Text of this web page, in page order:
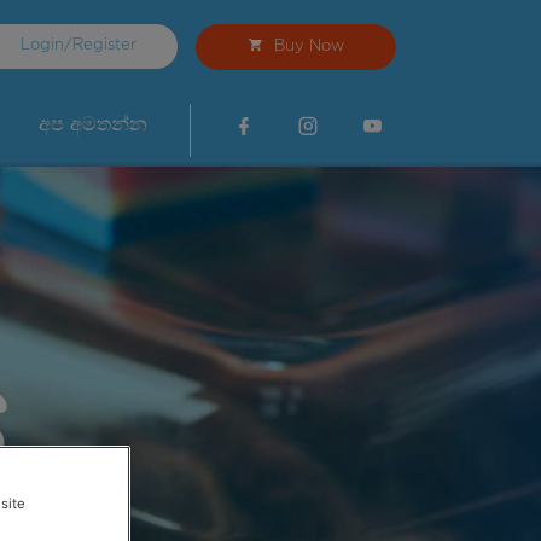
Login/Register Buy Now
අප අමතන්න